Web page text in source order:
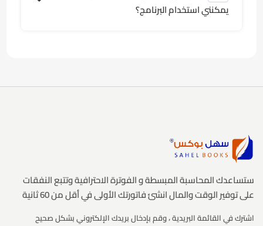
يمكنني استخدام البرنامج؟
ستساعدك المحاسبة المبسطة و الفوترة الاحترافية وتتبع النفقات
على توفير الوقت والمال انشئ فاتورتك الأولى في أقل من 60 ثانية
اشترك في القائمة البريدية ، وقم بإدخال بريدك الإلكتروني بشكل صحيح